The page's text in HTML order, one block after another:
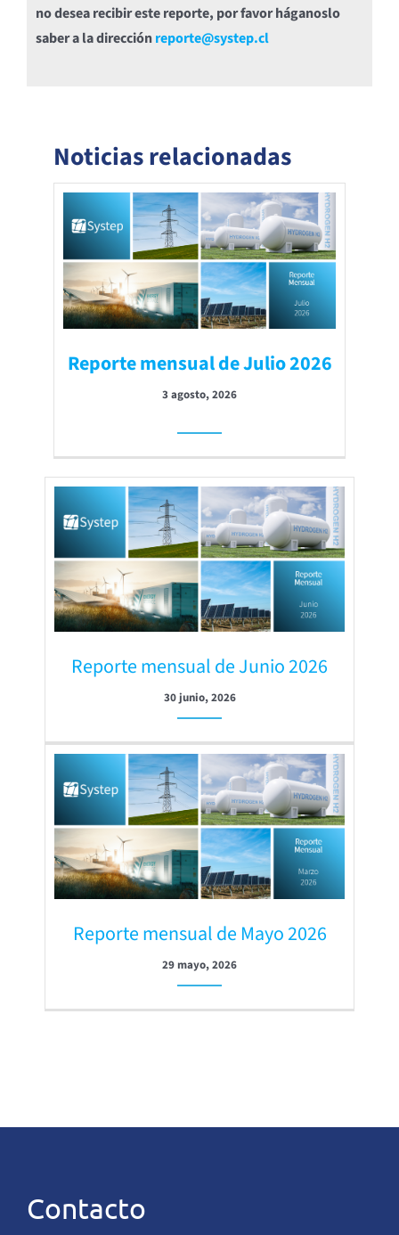
no desea recibir este reporte, por favor háganoslo
saber a la direcciónreporte@systep.cl
Noticias relacionadas
Reporte mensual de Julio 2026
3 agosto, 2026
Reporte mensual de Junio 2026
30 junio, 2026
Reporte mensual de Mayo 2026
29 mayo, 2026
Contacto